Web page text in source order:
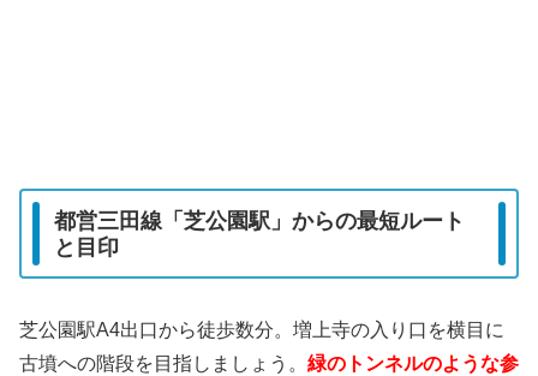
都営三田線「芝公園駅」からの最短ルート
と目印
芝公園駅A4出口から徒歩数分。増上寺の入り口を横目に
古墳への階段を目指しましょう。 緑のトンネルのような参